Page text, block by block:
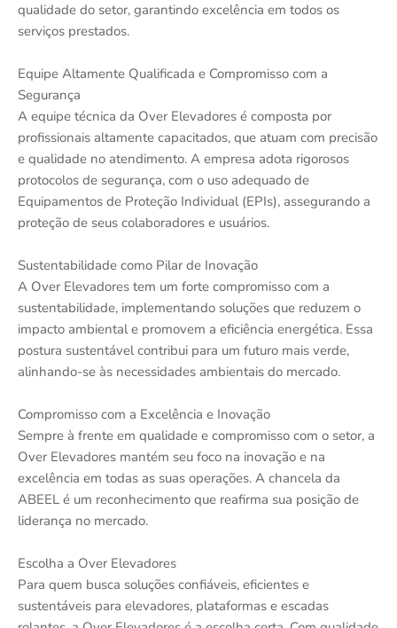
qualidade do setor, garantindo excelência em todos os
serviços prestados.
Equipe Altamente Qualificada e Compromisso com a
Segurança
A equipe técnica da Over Elevadores é composta por
profissionais altamente capacitados, que atuam com precisão
e qualidade no atendimento. A empresa adota rigorosos
protocolos de segurança, com o uso adequado de
Equipamentos de Proteção Individual (EPIs), assegurando a
proteção de seus colaboradores e usuários.
Sustentabilidade como Pilar de Inovação
A Over Elevadores tem um forte compromisso com a
sustentabilidade, implementando soluções que reduzem o
impacto ambiental e promovem a eficiência energética. Essa
postura sustentável contribui para um futuro mais verde,
alinhando-se às necessidades ambientais do mercado.
Compromisso com a Excelência e Inovação
Sempre à frente em qualidade e compromisso com o setor, a
Over Elevadores mantém seu foco na inovação e na
excelência em todas as suas operações. A chancela da
ABEEL é um reconhecimento que reafirma sua posição de
liderança no mercado.
Escolha a Over Elevadores
Para quem busca soluções confiáveis, eficientes e
sustentáveis para elevadores, plataformas e escadas